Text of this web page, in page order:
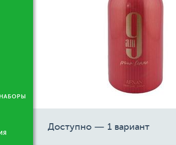
Доступно — 1 вариант